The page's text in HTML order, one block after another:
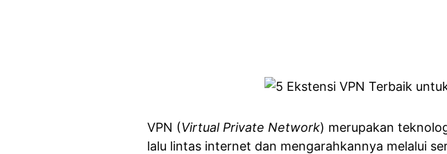
VPN (Virtual Private Network) merupakan
lalu lintas internet dan mengarahkannya melalui